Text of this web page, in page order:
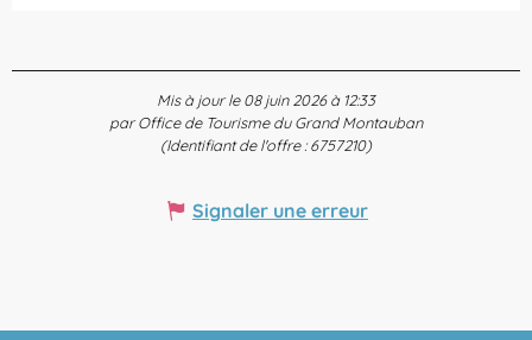
Mis à jour le 08 juin 2026 à 12:33
par Office de Tourisme du Grand Montauban
(Identifiant de l'offre :6757210)
Signaler une erreur